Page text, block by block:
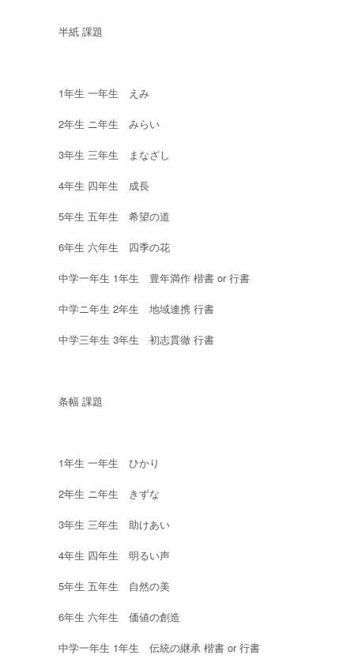
半紙 課題
1年生 一年生 えみ
2年生 ニ年生 みらい
3年生 三年生 まなざし
4年生 四年生 成長
5年生 五年生 希望の道
6年生 六年生 四季の花
中学一年生 1年生 豊年満作 楷書 or 行書
中学ニ年生 2年生 地域連携 行書
中学三年生 3年生 初志貫徹 行書
条幅 課題
1年生 一年生 ひかり
2年生 ニ年生 きずな
3年生 三年生 助けあい
4年生 四年生 明るい声
5年生 五年生 自然の美
6年生 六年生 価値の創造
中学一年生 1年生 伝統の継承 楷書 or 行書